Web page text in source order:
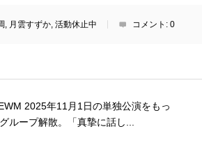
, 月雲すずか, 活動休止中 コメント: 0
2025年11月1日の単独公演をもっ
ループ解散。「真摯に話し...